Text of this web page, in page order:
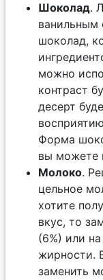
Шоколад.
ванильным
шоколад,
можно
контраст
десерт
Форма
вы можете
Молоко.
цельное
хотите
вкус, то
(6%) или
жирности.
заменить